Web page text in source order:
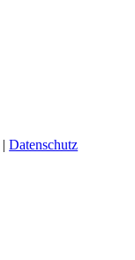
|Datenschutz